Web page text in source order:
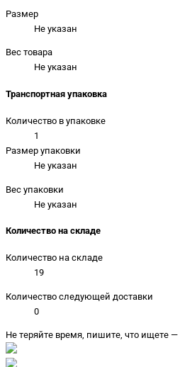
Размер
Не указан
Вес товара
Не указан
Транспортная упаковка
Количество в упаковке
1
Размер упаковки
Не указан
Вес упаковки
Не указан
Количество на складе
Количество на складе
19
Количество следующей доставки
0
Не теряйте время, пишите, что ищете